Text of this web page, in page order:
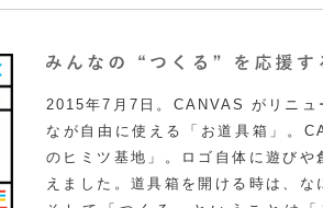
2015年7月7日。CANVAS がリニュ
なが自由に使える「お道具箱」。
のヒミツ基地」。ロゴ自体に遊び
えました。道具箱を開ける時は、